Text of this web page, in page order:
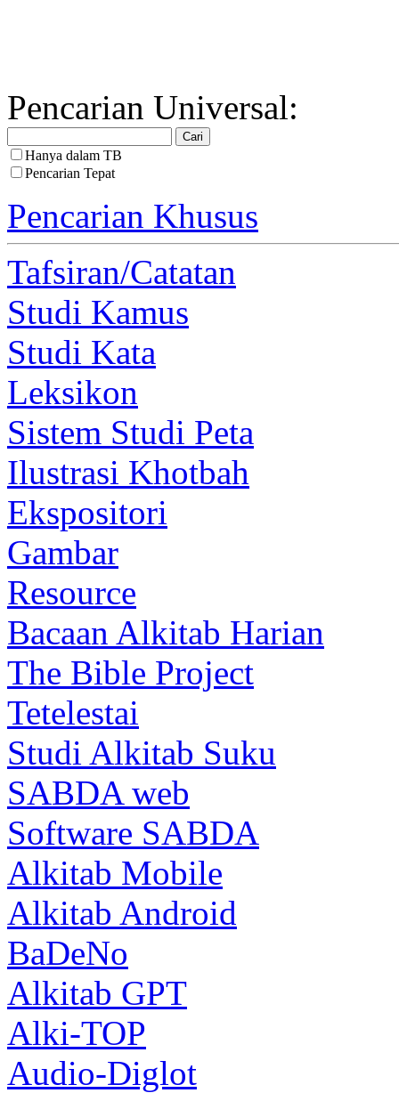
Pencarian Universal:
Hanya dalam TB
Pencarian Tepat
Pencarian Khusus
Tafsiran/Catatan
Studi Kamus
Studi Kata
Leksikon
Sistem Studi Peta
Ilustrasi Khotbah
Ekspositori
Gambar
Resource
Bacaan Alkitab Harian
The Bible Project
Tetelestai
Studi Alkitab Suku
SABDA web
Software SABDA
Alkitab Mobile
Alkitab Android
BaDeNo
Alkitab GPT
Alki-TOP
Audio-Diglot